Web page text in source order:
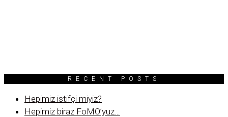
RECENT POSTS
Hepimiz istifçi miyiz?
Hepimiz biraz FoMO’yuz…